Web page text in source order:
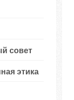
совет
этика